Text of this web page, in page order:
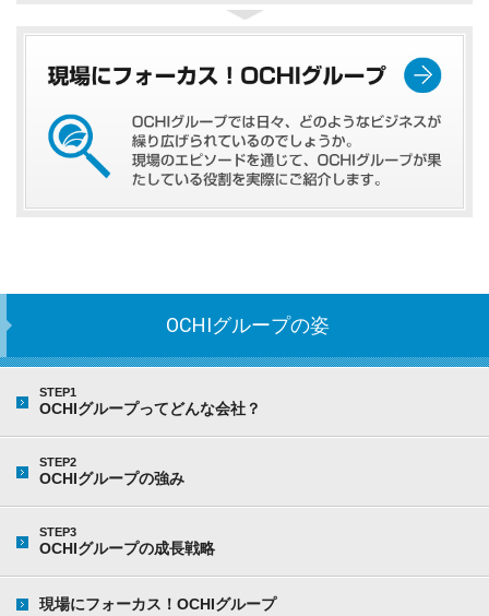
OCHIグループの姿
STEP1
OCHIグループってどんな会社？
STEP2
OCHIグループの強み
STEP3
OCHIグループの成長戦略
現場にフォーカス！OCHIグループ